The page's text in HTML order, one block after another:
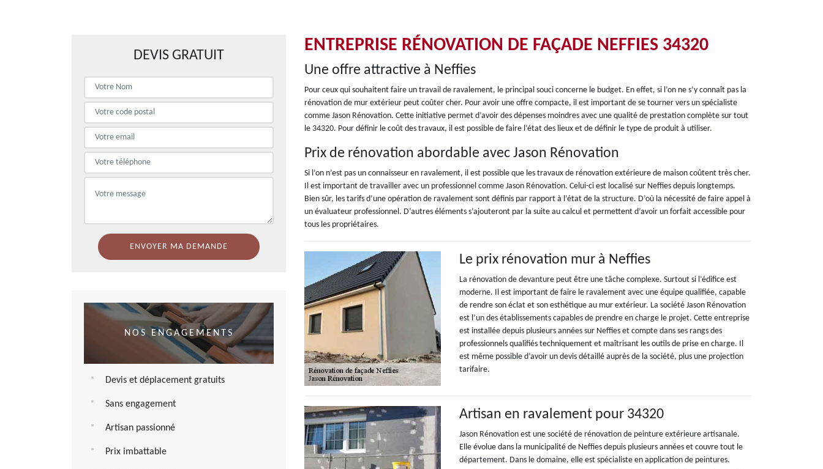
DEVIS GRATUIT
NOS ENGAGEMENTS
Devis et déplacement gratuits
Sans engagement
Artisan passionné
Prix imbattable
ENTREPRISE RÉNOVATION DE FAÇADE NEFFIES 34320
Une offre attractive à Neffies
Pour ceux qui souhaitent faire un travail de ravalement, le principal souci concerne le budget. En effet, si l’on ne s’y connaît pas la
rénovation de mur extérieur peut coûter cher. Pour avoir une offre compacte, il est important de se tourner vers un spécialiste
comme Jason Rénovation. Cette initiative permet d’avoir des dépenses moindres avec une qualité de prestation complète sur tout
le 34320. Pour définir le coût des travaux, il est possible de faire l’état des lieux et de définir le type de produit à utiliser.
Prix de rénovation abordable avec Jason Rénovation
Si l’on n’est pas un connaisseur en ravalement, il est possible que les travaux de rénovation extérieure de maison coûtent très cher.
Il est important de travailler avec un professionnel comme Jason Rénovation. Celui-ci est localisé sur Neffies depuis longtemps.
Bien sûr, les tarifs d’une opération de ravalement sont définis par rapport à l’état de la structure. D’où la nécessité de faire appel à
un évaluateur professionnel. D’autres éléments s’ajouteront par la suite au calcul et permettent d’avoir un forfait accessible pour
tous les propriétaires.
Le prix rénovation mur à Neffies
La rénovation de devanture peut être une tâche complexe. Surtout si l’édifice est
moderne. Il est important de faire le ravalement avec une équipe qualifiée, capable
de rendre son éclat et son esthétique au mur extérieur. La société Jason Rénovation
est l’un des établissements capables de prendre en charge le projet. Cette entreprise
est installée depuis plusieurs années sur Neffies et compte dans ses rangs des
professionnels qualifiés techniquement et maîtrisant les outils de prise en charge. Il
est même possible d’avoir un devis détaillé auprès de la société, plus une projection
tarifaire.
Artisan en ravalement pour 34320
Jason Rénovation est une société de rénovation de peinture extérieure artisanale.
Elle évolue dans la municipalité de Neffies depuis plusieurs années et couvre tout le
département. Dans le domaine, elle est spécialiste en application de peintures.